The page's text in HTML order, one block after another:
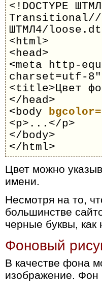
<!DOCTYPE
Transitional//
ШТМЛ4/
<html>
<head>
<meta http-
charset=utf-
<title>Цвет
</head>
<body
<p>...</p>
</body>
</html>
Цвет можно
имени.
Несмотря на то,
большинстве
черные буквы, как
Фоновый
В качестве фона
изображение. Фон